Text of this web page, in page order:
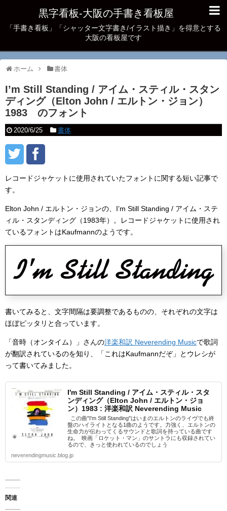
黒字看板‐大阪の手書き看板屋
「手書き看板」「シャッター文字書き/イラスト描き」を得意とする
大阪の看板屋です
ホーム 書体
I’m Still Standing / アイム・スティル・スタン
ディング（Elton John / エルトン・ジョン）
1983 のフォント
2020/6/25 書体
レコードジャケットに使用されていたフォントに関する短い記事で
す。
Elton John / エルトン・ジョンの、I’m Still Standing / アイム・ステ
ィル・スタンディング（1983年）。レコードジャケットに使用され
ているフォントはKaufmannのようです。
書いてみると、文字間隔は要調整であるものの、それぞれの文字は
ほぼピッタリと合っています。
「音時（オンタイム）」さんの洋楽和訳 Neverending Musicで歌詞
が翻訳されているのを知り、「これはKaufmannだぞ」とウレシが
って書いてみました。
I'm Still Standing / アイム・スティル・スタ
ンディング（Elton John / エルトン・ジョ
ン）1983 : 洋楽和訳 Neverending Music
この曲"I'm Still Standing"はいまのエルトンのライヴでも終
盤のハイライトとなる1曲のようです。力強く、エルトンの
生命力が伝わってくるサウンドと歌詞を持っている曲です
ね。 映画「ロケット・マン」のサントラにも収録されてい
るので、きっと使われているのでしょう
neverendingmusic.blog.jp
関連